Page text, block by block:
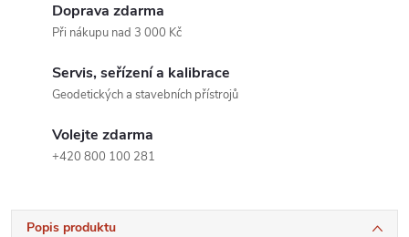
Doprava zdarma
Při nákupu nad 3 000 Kč
Servis, seřízení a kalibrace
Geodetických a stavebních přístrojů
Volejte zdarma
+420 800 100 281
Popis produktu